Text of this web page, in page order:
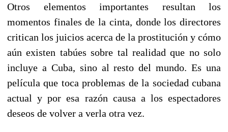
Otros elementos importantes resultan los
momentos finales de la cinta, donde los directores
critican los juicios acerca de la prostitución y cómo
aún existen tabúes sobre tal realidad que no solo
incluye a Cuba, sino al resto del mundo. Es una
película que toca problemas de la sociedad cubana
actual y por esa razón causa a los espectadores
deseos de volver a verla otra vez.